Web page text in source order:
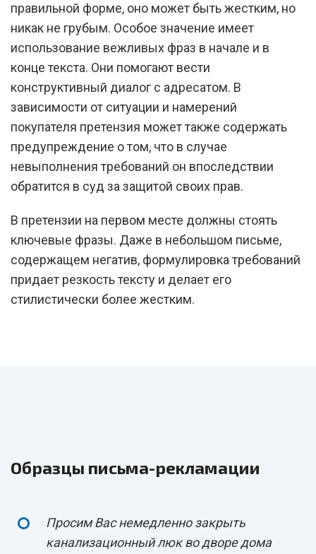
правильной форме, оно может быть жестким, но
никак не грубым. Особое значение имеет
использование вежливых фраз в начале и в
конце текста. Они помогают вести
конструктивный диалог с адресатом. В
зависимости от ситуации и намерений
покупателя претензия может также содержать
предупреждение о том, что в случае
невыполнения требований он впоследствии
обратится в суд за защитой своих прав.
В претензии на первом месте должны стоять
ключевые фразы. Даже в небольшом письме,
содержащем негатив, формулировка требований
придает резкость тексту и делает его
стилистически более жестким.
Образцы письма-рекламации
Просим Вас немедленно закрыть
канализационный люк во дворе дома